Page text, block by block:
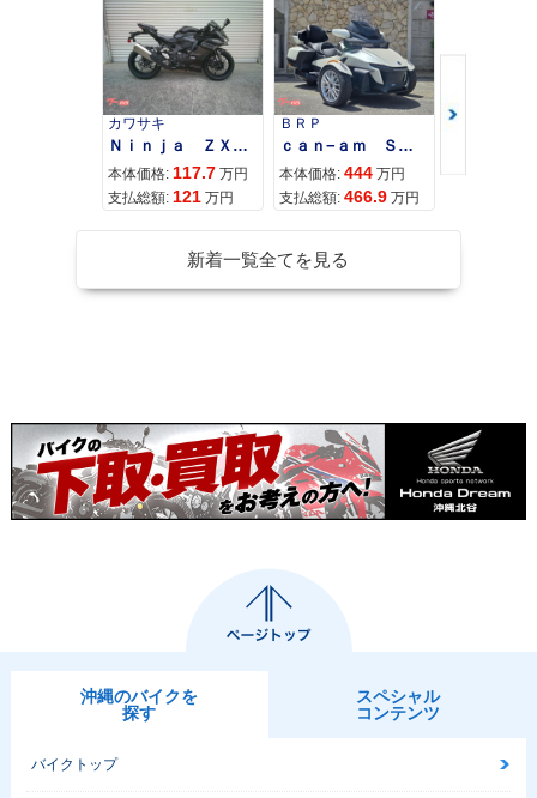
2010年 CB400 SU
PER FOUR HYPER
VTEC Revo ABS・
2010年 CB400 SU
PER FOUR HYPER
VTEC Revo・カラ
2008年 CB400 SU
PER FOUR HYPER
VTEC Revo Specia
PER FOUR HYPER
VTEC Revo ABS S
pecial Edition・カ
ラーチェンジ
PER FOUR HYPER
VTEC Revo ABS・
追加
PER FOUR HYPER
VTEC Revo・マイ
ナーチェンジ
VTEC Ⅲ・マイナー
VTEC Ⅲ・マイナー
VTEC Ⅲ・マイナー
チェンジ
カワサキ
Ｎｉｎｊａ ＺＸ−４Ｒ ＳＥ
本体価格: 117.7 万円
支払総額: 121 万円
ＢＲＰ
ｃａｎ−ａｍ ＳＰＹＤＥＲ ＲＴ ＬＩＭＩＴＥＤ
本体価格: 444 万円
支払総額: 466.9 万円
スズキ
本体価格:
新着一覧全てを見る
沖縄のバイクを
探す
スペシャル
コンテンツ
バイクトップ